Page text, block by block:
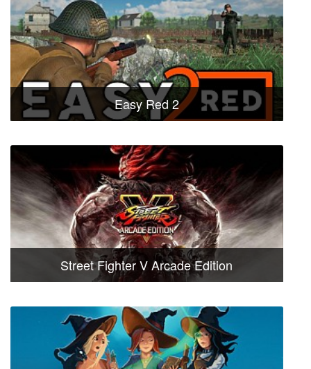
Easy Red 2
Street Fighter V Arcade Edition